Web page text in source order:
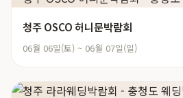
청주 OSCO 허니문박람회
06월 06일(토) ~ 06월 07일(일)